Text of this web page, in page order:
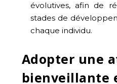
évolutives, afin de
stades de
chaque individu.
Adopter une
bienveillante